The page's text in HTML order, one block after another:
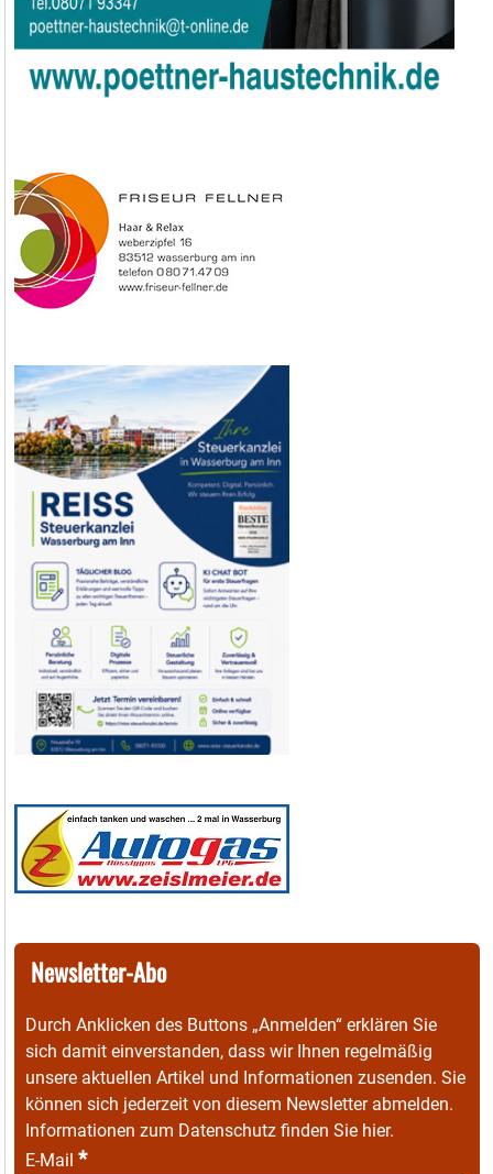
Newsletter-Abo
Durch Anklicken des Buttons „Anmelden“ erklären Sie
sich damit einverstanden, dass wir Ihnen regelmäßig
unsere aktuellen Artikel und Informationen zusenden. Sie
können sich jederzeit von diesem Newsletter abmelden.
Informationen zum Datenschutz finden Sie hier.
E-Mail *